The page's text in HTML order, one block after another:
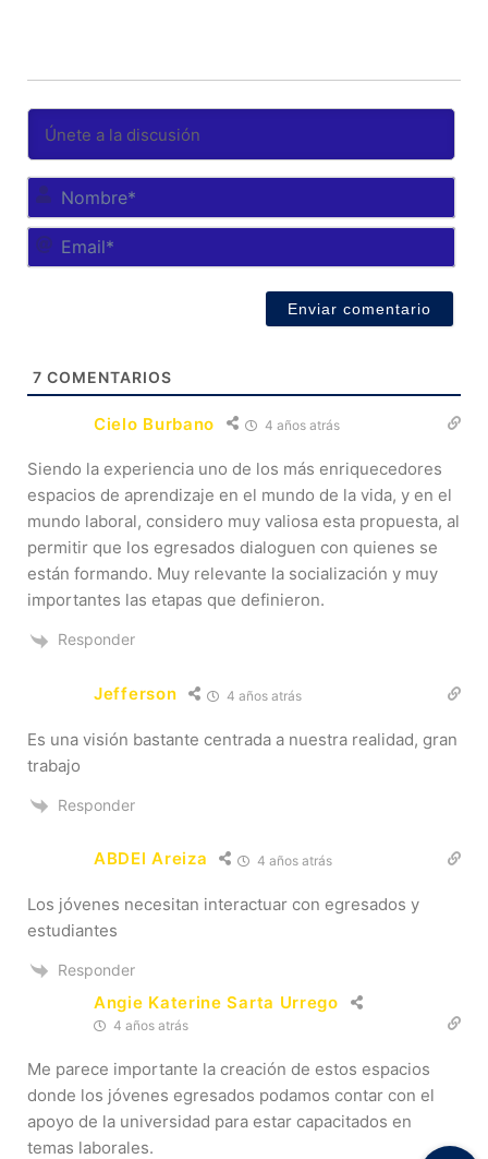
7 COMENTARIOS
Cielo Burbano 4 años atrás
Siendo la experiencia uno de los más enriquecedores
espacios de aprendizaje en el mundo de la vida, y en el
mundo laboral, considero muy valiosa esta propuesta, al
permitir que los egresados dialoguen con quienes se
están formando. Muy relevante la socialización y muy
importantes las etapas que definieron.
Responder
Jefferson 4 años atrás
Es una visión bastante centrada a nuestra realidad, gran
trabajo
Responder
ABDEl Areiza 4 años atrás
Los jóvenes necesitan interactuar con egresados y
estudiantes
Responder
Angie Katerine Sarta Urrego
4 años atrás
Me parece importante la creación de estos espacios
donde los jóvenes egresados podamos contar con el
apoyo de la universidad para estar capacitados en
temas laborales.